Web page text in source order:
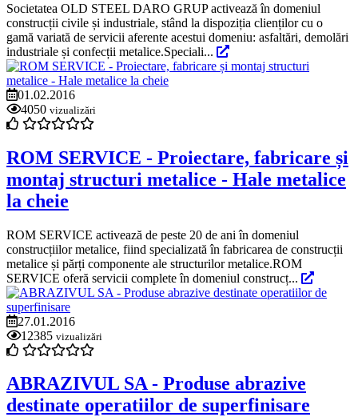
Societatea OLD STEEL DARO GRUP activează în domeniul
construcții civile și industriale, stând la dispoziția clienților cu o
gamă variată de servicii aferente acestui domeniu: asfaltări, demolări
industriale și confecții metalice.Speciali...
01.02.2016
4050 vizualizări
ROM SERVICE - Proiectare, fabricare și
montaj structuri metalice - Hale metalice
la cheie
ROM SERVICE activează de peste 20 de ani în domeniul
construcțiilor metalice, fiind specializată în fabricarea de construcții
metalice și părți componente ale structurilor metalice.ROM
SERVICE oferă servicii complete în domeniul construcț...
27.01.2016
12385 vizualizări
ABRAZIVUL SA - Produse abrazive
destinate operatiilor de superfinisare